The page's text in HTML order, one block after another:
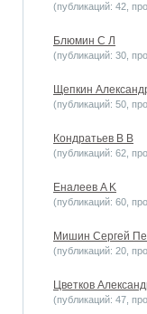
(публикаций: 42,
Блюмин С Л
(публикаций: 30,
Щепкин
(публикаций: 50,
Кондратьев В В
(публикаций: 62,
Еналеев A K
(публикаций: 60,
Мишин Сергей
(публикаций: 20,
Цветков
(публикаций: 47,